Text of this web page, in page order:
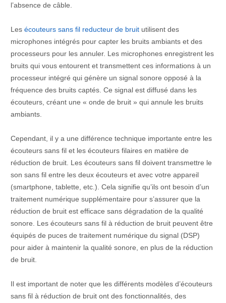
l’absence de câble.
Les écouteurs sans fil reducteur de bruitutilisent des
microphones intégrés pour capter les bruits ambiants et des
processeurs pour les annuler. Les microphones enregistrent les
bruits qui vous entourent et transmettent ces informations à un
processeur intégré qui génère un signal sonore opposé à la
fréquence des bruits captés. Ce signal est diffusé dans les
écouteurs, créant une « onde de bruit » qui annule les bruits
ambiants.
Cependant, il y a une différence technique importante entre les
écouteurs sans fil et les écouteurs filaires en matière de
réduction de bruit. Les écouteurs sans fil doivent transmettre le
son sans fil entre les deux écouteurs et avec votre appareil
(smartphone, tablette, etc.). Cela signifie qu’ils ont besoin d’un
traitement numérique supplémentaire pour s’assurer que la
réduction de bruit est efficace sans dégradation de la qualité
sonore. Les écouteurs sans fil à réduction de bruit peuvent être
équipés de puces de traitement numérique du signal (DSP)
pour aider à maintenir la qualité sonore, en plus de la réduction
de bruit.
Il est important de noter que les différents modèles d’écouteurs
sans fil à réduction de bruit ont des fonctionnalités, des